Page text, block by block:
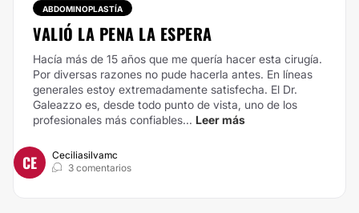
ABDOMINOPLASTÍA
VALIÓ LA PENA LA ESPERA
Hacía más de 15 años que me quería hacer esta cirugía.
Por diversas razones no pude hacerla antes. En líneas
generales estoy extremadamente satisfecha. El Dr.
Galeazzo es, desde todo punto de vista, uno de los
profesionales más confiables... Leer más
CE
Ceciliasilvamc
3 comentarios